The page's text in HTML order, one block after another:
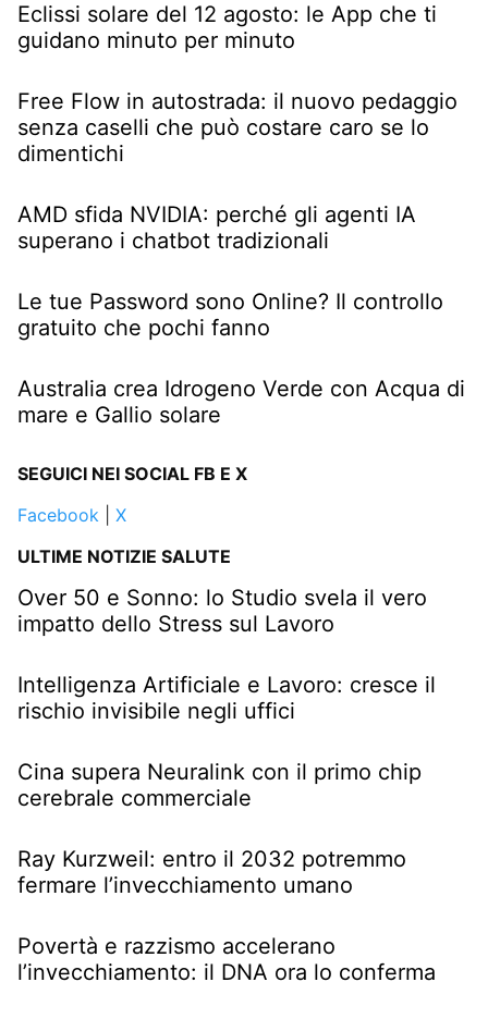
Eclissi solare del 12 agosto: le App che ti
guidano minuto per minuto
Free Flow in autostrada: il nuovo pedaggio
senza caselli che può costare caro se lo
dimentichi
AMD sfida NVIDIA: perché gli agenti IA
superano i chatbot tradizionali
Le tue Password sono Online? Il controllo
gratuito che pochi fanno
Australia crea Idrogeno Verde con Acqua di
mare e Gallio solare
SEGUICI NEI SOCIAL FB E X
Facebook
X
ULTIME NOTIZIE SALUTE
Over 50 e Sonno: lo Studio svela il vero
impatto dello Stress sul Lavoro
Intelligenza Artificiale e Lavoro: cresce il
rischio invisibile negli uffici
Cina supera Neuralink con il primo chip
cerebrale commerciale
Ray Kurzweil: entro il 2032 potremmo
fermare l’invecchiamento umano
Povertà e razzismo accelerano
l’invecchiamento: il DNA ora lo conferma